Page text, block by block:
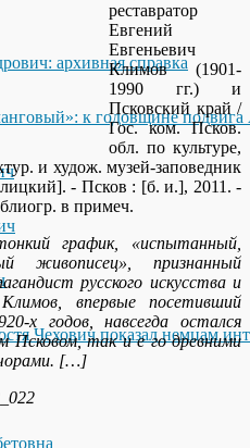
архивная справка
к годовщине подвига
Чехович показал немцам
реставратор
Евгений
Евгеньевич
Климов (1901-
1990 гг.) и
Псковский край /
Гос. ком. Псков.
обл. по культуре,
и худож. музей-заповедник
- Псков : [б. и.], 2011. -
в примеч.
график, «испытанный,
живописец», признанный
русского искусства и
впервые посетивший
х годов, навсегда остался
Псковом, так и е го древними
[…]